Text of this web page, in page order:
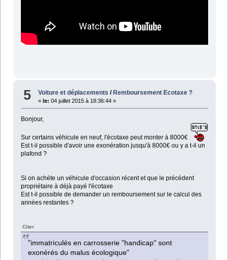
5 Voiture et déplacements /Remboursement Ecotaxe ?
«le: 04 juillet 2015 à 18:36:44 »
Bonjour,
Sur certains véhicule en neuf, l'écotaxe peut monter à 8000€
Est t-il possible d'avoir une exonération jusqu'à 8000€ ou y a t-il un
plafond ?
Si on achète un véhicule d'occasion récent et que le précédent
propriétaire à déjà payé l'écotaxe
Est t-il possible de demander un remboursement sur le calcul des
années restantes ?
Citer
"immatriculés en carrosserie "handicap" sont
exonérés du malus écologique"